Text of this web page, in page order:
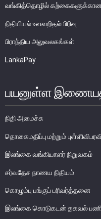
பொதுநோக்கு
நிதியியல் முறைமை
நிதியியல் முறைமை
வங்கித்தொழில்
நிதியியல் உளவறிதல் பிரிவு
பிராந்திய அலுவலகங்கள்
LankaPay
பயனுள்ள
நிதி அமைச்சு
தொகைமதிப்பு மற்றும்
இலங்கை வங்கியாளர் நிறுவகம்
சர்வதேச நாணய நிதியம்
கொழும்பு பங்குப் பரிவர்த்தனை
இலங்கை கொடுகடன் தகவல்